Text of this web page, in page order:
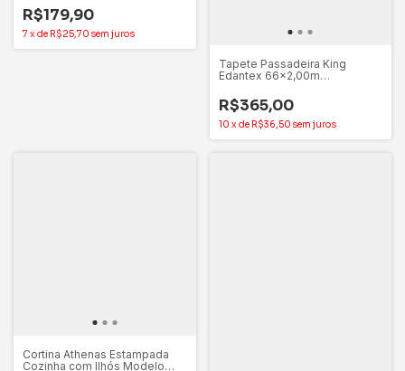
Aconchegante
R$179,90
7 x de R$25,70 sem juros
Tapete Passadeira King
Edantex 66x2,00m
Macio
R$365,00
10 xde R$36,50 sem juros
Cortina Athenas Estampada
Cozinha com Ilhós Modelo